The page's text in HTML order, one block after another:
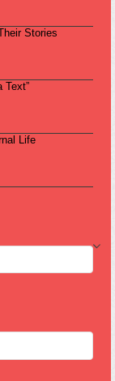
Stories
Text”
Life